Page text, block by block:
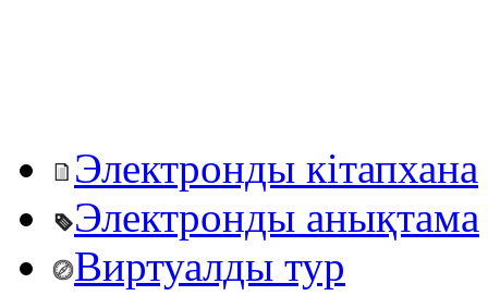
Электронды кітапхана
Электронды анықтама
Виртуалды тур